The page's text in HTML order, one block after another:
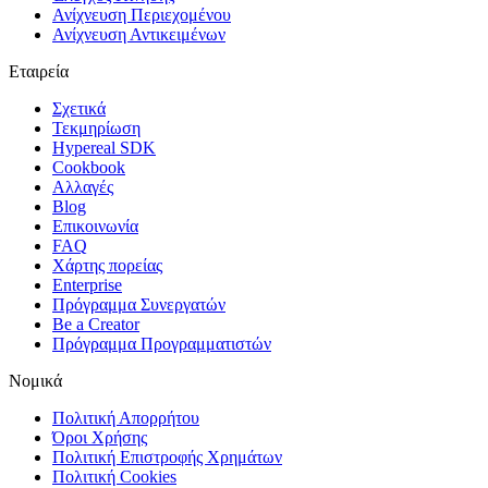
Ανίχνευση Περιεχομένου
Ανίχνευση Αντικειμένων
Εταιρεία
Σχετικά
Τεκμηρίωση
Hypereal SDK
Cookbook
Αλλαγές
Blog
Επικοινωνία
FAQ
Χάρτης πορείας
Enterprise
Πρόγραμμα Συνεργατών
Be a Creator
Πρόγραμμα Προγραμματιστών
Νομικά
Πολιτική Απορρήτου
Όροι Χρήσης
Πολιτική Επιστροφής Χρημάτων
Πολιτική Cookies